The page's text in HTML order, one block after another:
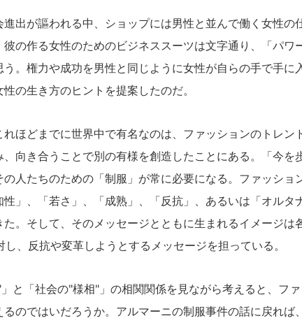
出が謳われる中、ショップには男性と並んで働く女性の
の作る女性のためのビジネススーツは文字通り、「パワ
う。権力や成功を男性と同じように女性が自らの手で手に
の生き方のヒントを提案したのだ。
ほどまでに世界中で有名なのは、ファッションのトレン
、向き合うことで別の有様を創造したことにある。「今を
人たちのための「制服」が常に必要になる。ファッショ
」、「若さ」、「成熟」、「反抗」、あるいは「オルタ
。そして、そのメッセージとともに生まれるイメージは
、反抗や変革しようとするメッセージを担っている。
と「社会の"様相"」の相関関係を見ながら考えると、フ
のではいだろうか。アルマーニの制服事件の話に戻れば